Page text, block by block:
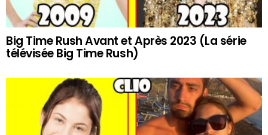
Big Time Rush Avant et Après 2023 (La série
télévisée Big Time Rush)